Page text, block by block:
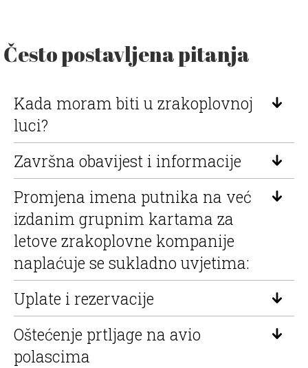
Često postavljena pitanja
Kada moram biti u zrakoplovnoj
luci?
Završna obavijest i informacije
Promjena imena putnika na već
izdanim grupnim kartama za
letove zrakoplovne kompanije
naplaćuje se sukladno uvjetima:
Uplate i rezervacije
Oštećenje prtljage na avio
polascima